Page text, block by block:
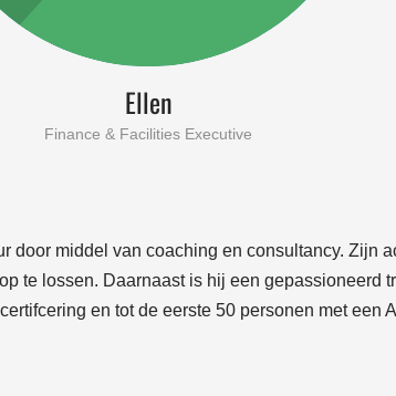
Ellen
Finance & Facilities Executive
door middel van coaching en consultancy. Zijn
te lossen. Daarnaast is hij een
en tot de eerste 50 personen met een